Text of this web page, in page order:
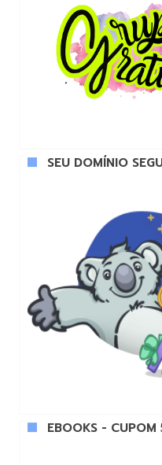
SEU DOMÍNIO
EBOOKS - CUPOM